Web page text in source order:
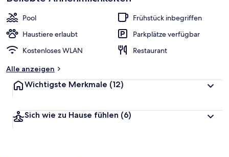
Pool
Frühstück inbegriffen
Haustiere erlaubt
Parkplätze verfügbar
Kostenloses WLAN
Restaurant
Alle anzeigen
Wichtigste Merkmale (12)
Sich wie zu Hause fühlen (6)